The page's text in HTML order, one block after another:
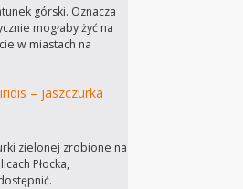
górski. Oznacza
mogłaby żyć na
w miastach na
– jaszczurka
zielonej zrobione na
Płocka,